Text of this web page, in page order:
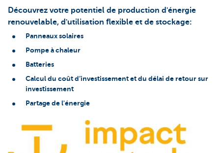
Découvrez votre potentiel de production d'énergie
renouvelable, d'utilisation flexible et de stockage:
Panneaux solaires
Pompe à chaleur
Batteries
Calcul du coût d’investissement et du délai de retour sur
investissement
Partage de l'énergie